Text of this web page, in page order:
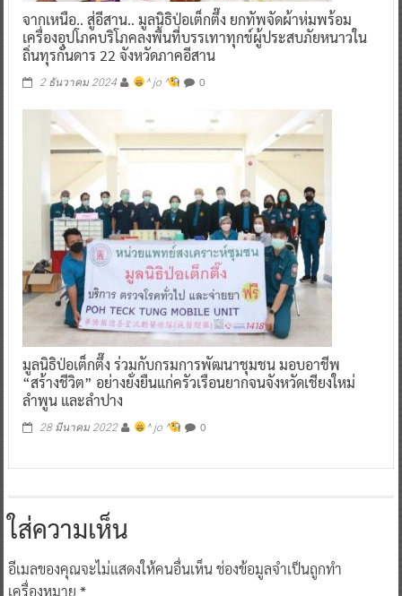
จากเหนือ.. สู่อีสาน.. มูลนิธิป่อเต็กตึ๊ง ยกทัพจัดผ้าห่มพร้อม
เครื่องอุปโภคบริโภคลงพื้นที่บรรเทาทุกข์ผู้ประสบภัยหนาวใน
ถิ่นทุรกันดาร 22 จังหวัดภาคอีสาน
2 ธันวาคม 2024 ^ jo ^ 0
มูลนิธิป่อเต็กตึ๊ง ร่วมกับกรมการพัฒนาชุมชน มอบอาชีพ
“สร้างชีวิต” อย่างยั่งยืนแก่ครัวเรือนยากจนจังหวัดเชียงใหม่
ลำพูน และลำปาง
28 มีนาคม 2022 ^ jo ^ 0
ใส่ความเห็น
อีเมลของคุณจะไม่แสดงให้คนอื่นเห็นช่องข้อมูลจำเป็นถูกทำ
เครื่องหมาย *